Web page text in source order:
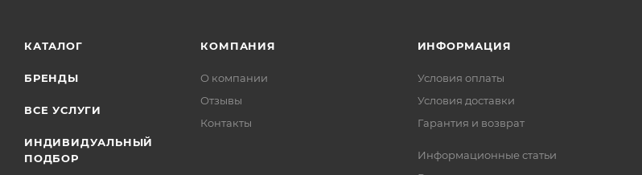
КАТАЛОГ
БРЕНДЫ
ВСЕ УСЛУГИ
ИНДИВИДУАЛЬНЫЙ
ПОДБОР
КОМПАНИЯ
О компании
Отзывы
Контакты
ИНФОРМАЦИЯ
Условия оплаты
Условия доставки
Гарантия и возврат
Информационные статьи